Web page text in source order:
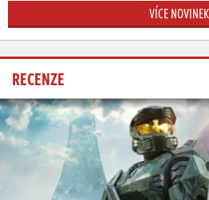
VÍCE NOVINEK
RECENZE